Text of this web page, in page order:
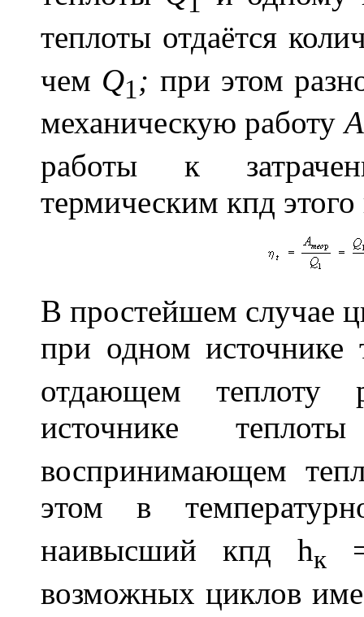
теплоты отдаётся
чем Q1 ; при этом
механическую работуА
работы к
термическим кпд этого
В простейшем случае
при одном источнике
отдающем теплоту
источнике
воспринимающем
этом в
наивысший кпдhк
возможных циклов